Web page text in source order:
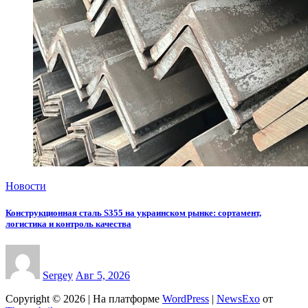
Новости
Конструкционная сталь S355 на украинском рынке: сортамент,
логистика и контроль качества
Sergey Авг 5, 2026
Copyright © 2026 | На платформе WordPress | NewsExo от